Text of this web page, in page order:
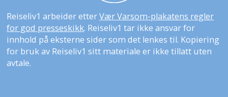
Reiseliv1 arbeider etterVær Varsom-plakatens regler
for god presseskikk. Reiseliv1 tar ikke ansvar for
innhold på eksterne sider som det lenkes til. Kopiering
for bruk av Reiseliv1 sitt materiale er ikke tillatt uten
avtale.